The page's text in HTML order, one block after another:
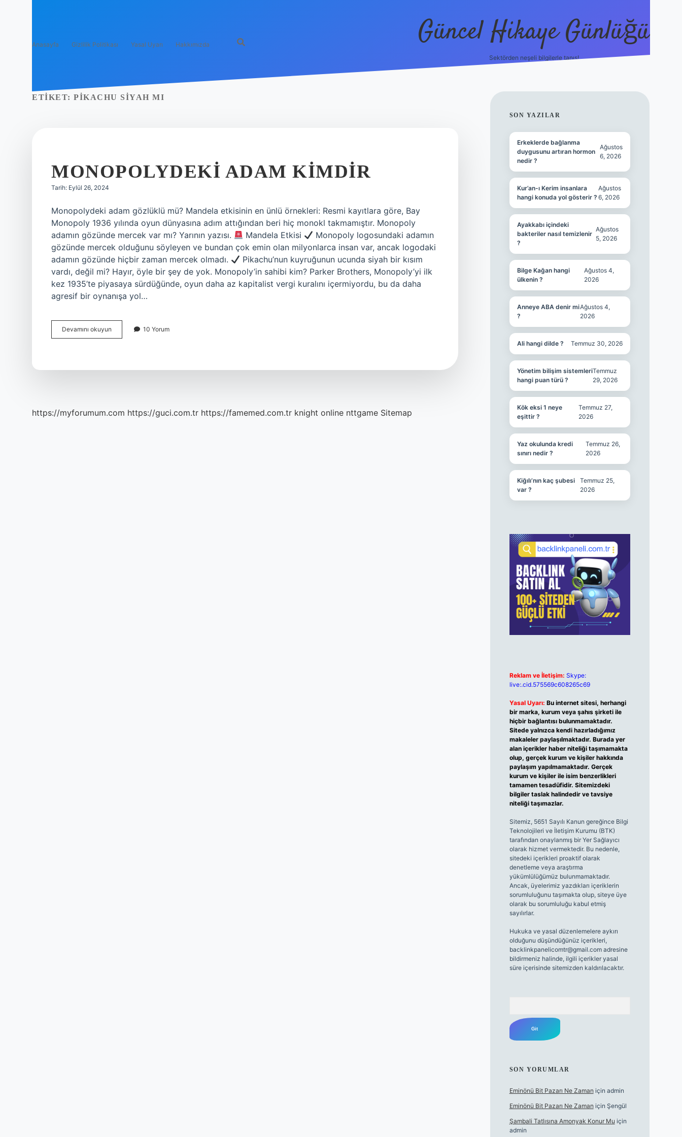
Anasayfa Gizlilik Politikası Yasal Uyarı Hakkımızda Güncel Hikaye Günlüğü
Sektörden neşeli bilgilerle tanış!
ETIKET: PIKACHU SIYAH MI
MONOPOLYDEKI ADAM KIMDIR
Tarih: Eylül 26, 2024
Monopolydeki adam gözlüklü mü? Mandela etkisinin en ünlü örnekleri: Resmi kayıtlara göre, Bay
Monopoly 1936 yılında oyun dünyasına adım attığından beri hiç monokl takmamıştır. Monopoly
adamın gözünde mercek var mı? Yarının yazısı.
Mandela Etkisi
Monopoly logosundaki adamın
gözünde mercek olduğunu söyleyen ve bundan çok emin olan milyonlarca insan var, ancak logodaki
adamın gözünde hiçbir zaman mercek olmadı.
Pikachu’nun kuyruğunun ucunda siyah bir kısım
vardı, değil mi? Hayır, öyle bir şey de yok. Monopoly’in sahibi kim? Parker Brothers, Monopoly’yi ilk
kez 1935’te piyasaya sürdüğünde, oyun daha az kapitalist vergi kuralını içermiyordu, bu da daha
agresif bir oynanışa yol…
Devamını okuyun Monopolydeki
Adam
10 Yorum
https://myforumum.com https://guci.com.tr https://famemed.com.tr knight online nttgame Sitemap
SIDEBAR
SON YAZILAR
Erkeklerde bağlanma
duygusunu artıran hormon
nedir ?
Ağustos
6, 2026
Kur’an-ı Kerim insanlara
hangi konuda yol gösterir ?
Ağustos
6, 2026
Ayakkabı içindeki
bakteriler nasıl temizlenir
?
Ağustos
5, 2026
Bilge Kağan hangi
ülkenin ?
Ağustos 4,
2026
Anneye ABA denir mi
?
Ağustos 4,
2026
Ali hangi dilde ? Temmuz 30, 2026
Yönetim bilişim sistemleri
hangi puan türü ?
Temmuz
29, 2026
Kök eksi 1 neye
eşittir ?
Temmuz 27,
2026
Yaz okulunda kredi
sınırı nedir ?
Temmuz 26,
2026
Kiğılı’nın kaç şubesi
var ?
Temmuz 25,
2026
Reklam ve İletişim: Skype:
live:.cid.575569c608265c69
Yasal Uyarı: Bu internet sitesi, herhangi
bir marka, kurum veya şahıs şirketi ile
hiçbir bağlantısı bulunmamaktadır.
Sitede yalnızca kendi hazırladığımız
makaleler paylaşılmaktadır. Burada yer
alan içerikler haber niteliği taşımamakta
olup, gerçek kurum ve kişiler hakkında
paylaşım yapılmamaktadır. Gerçek
kurum ve kişiler ile isim benzerlikleri
tamamen tesadüfidir. Sitemizdeki
bilgiler taslak halindedir ve tavsiye
niteliği taşımazlar.
Sitemiz, 5651 Sayılı Kanun gereğince Bilgi
Teknolojileri ve İletişim Kurumu (BTK)
tarafından onaylanmış bir Yer Sağlayıcı
olarak hizmet vermektedir. Bu nedenle,
sitedeki içerikleri proaktif olarak
denetleme veya araştırma
yükümlülüğümüz bulunmamaktadır.
Ancak, üyelerimiz yazdıkları içeriklerin
sorumluluğunu taşımakta olup, siteye üye
olarak bu sorumluluğu kabul etmiş
sayılırlar.
Hukuka ve yasal düzenlemelere aykırı
olduğunu düşündüğünüz içerikleri,
backlinkpanelicomtr@gmail.comadresine
bildirmeniz halinde, ilgili içerikler yasal
süre içerisinde sitemizden kaldırılacaktır.
SON YORUMLAR
Eminönü Bit Pazarı Ne Zaman için admin
Eminönü Bit Pazarı Ne Zaman için Şengül
Şambali Tatlısına Amonyak Konur Mu için
admin
https://piabella.casino/